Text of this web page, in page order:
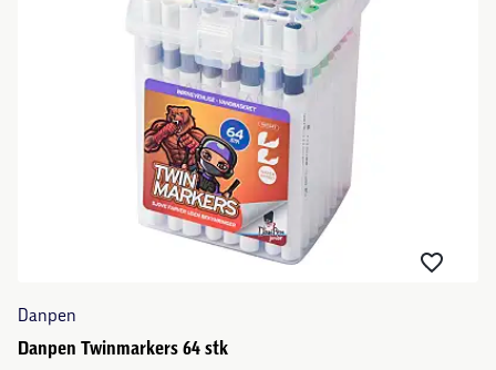
Danpen
Danpen Twinmarkers 64 stk